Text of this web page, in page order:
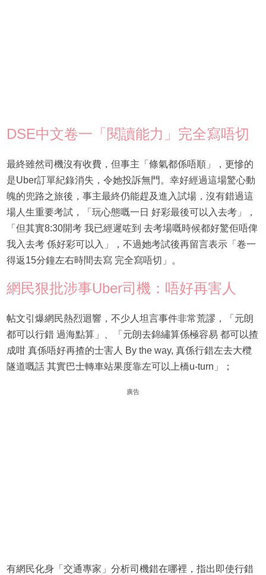
DSE中文卷一「閱讀能力」完全寫唔切
最終雖然司機沒有收費，但事主「條氣都係唔順」，更慘的
是Uber訂單紀錄消失，令她投訴無門。幸好經過這場驚心動
魄的兜路之旅後，事主最終仍能趕及進入試場，沒有錯過這
場人生重要考試，「玩心態嘅一日 好彩最後可以入去考」，
「但其實8:30開考 我已經遲咗到 去考場嘅時候都好驚佢唔俾
我入去考 係好彩可以入」，不過她考試後再留言表示「卷一
得返15分鐘左右時間去寫 完全寫唔切」。
網民狠批涉事Uber司機：唔好再害人
帖文引爆網民熱烈迴響，不少人坦言事件非常荒謬，「元朗
都可以行錯 過海點算」、「元朗去錦繡算係極容易 都可以揸
成咁 真係唔好再揸的士害人 By the way, 真係行錯左去大欖
隧道嘅話 其實巴士轉車站果度靠左可以上橋u-turn」；
廣告
有網民化身「交通專家」分析司機錯在哪裡，指出即使行錯